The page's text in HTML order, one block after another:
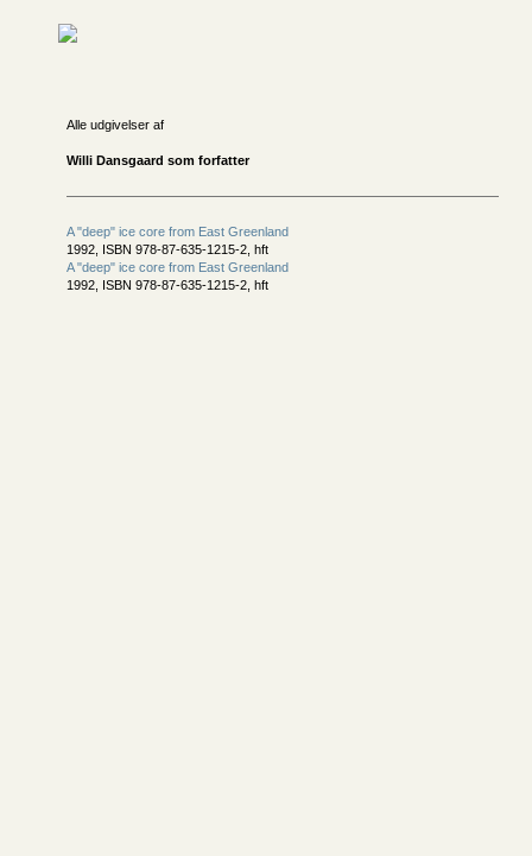
Alle udgivelser af
Willi Dansgaard som forfatter
A "deep" ice core from East Greenland
1992, ISBN 978-87-635-1215-2, hft
A "deep" ice core from East Greenland
1992, ISBN 978-87-635-1215-2, hft